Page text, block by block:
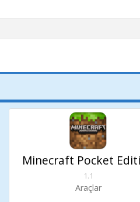
Minecraft Pocket
1.1
Araçlar